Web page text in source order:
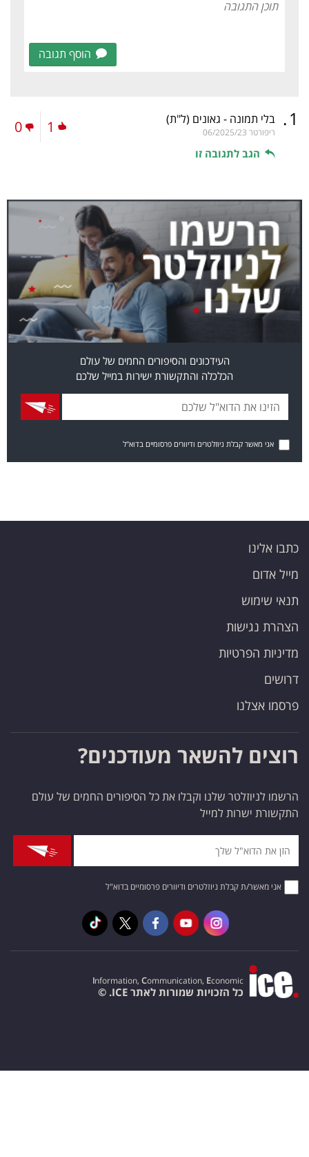
הוסף תגובה
1
. בלי תמונה - גאונים (ל"ת)
ריפורטר 06/2025/23
הגב לתגובה זו
1
0
העידכונים והסיפורים החמים של עולם
הכלכלה והתקשורת ישירות במייל שלכם
אני מאשר קבלת ניוזלטרים ודיוורים פרסומיים בדוא"ל
כתבו אלינו
מייל אדום
תנאי שימוש
הצהרת נגישות
מדיניות הפרטיות
דרושים
פרסמו אצלנו
רוצים להשאר מעודכנים?
הרשמו לניוזלטר שלנו וקבלו את כל הסיפורים החמים של עולם
התקשורת ישרות למייל
אני מאשר/ת קבלת ניוזלטרים ודיוורים פרסומיים בדוא"ל
Information, Communication, Economic
כל הזכויות שמורות לאתר ICE. ©